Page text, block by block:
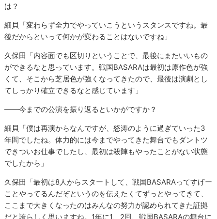
は？
細貝「変わらず全力でやっていこうというスタンスですね。最
後だからといって何かが変わることはないですね」
久保田「内容面でも区切りということで、最後にまたいいもの
ができるなと思っています。戦国BASARAは最初は原作色が強
くて、そこから芝居色が強くなってきたので、最後は演劇とし
てしっかり確立できるなと感じています」
――今までの公演を振り返るといかがですか？
細貝「僕は再演からなんですが、怒涛のように過ぎていった3
年間でしたね。体力的には今までやってきた舞台でもダントツ
できついお仕事でしたし、最初は殺陣もやったことがない状態
でしたから」
久保田「最初は8人からスタートして、戦国BASARAってすげー
ことやってるんだぞというのを伝えたくてずっとやってきて、
ここまで大きくなったのはみんなの努力が認められてきた証拠
だと誇らしく思いますね。1年に1、2回、戦国BASARAの舞台に